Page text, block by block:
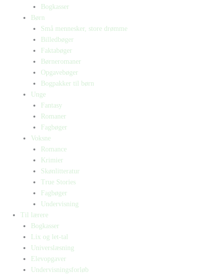
Bogkasser
Børn
Små mennesker, store drømme
Billedbøger
Faktabøger
Børneromaner
Opgavebøger
Bogpakker til børn
Unge
Fantasy
Romaner
Fagbøger
Voksne
Romance
Krimier
Skønlitteratur
True Stories
Fagbøger
Undervisning
Til lærere
Bogkasser
Lix og let-tal
Universlæsning
Elevopgaver
Undervisningsforløb